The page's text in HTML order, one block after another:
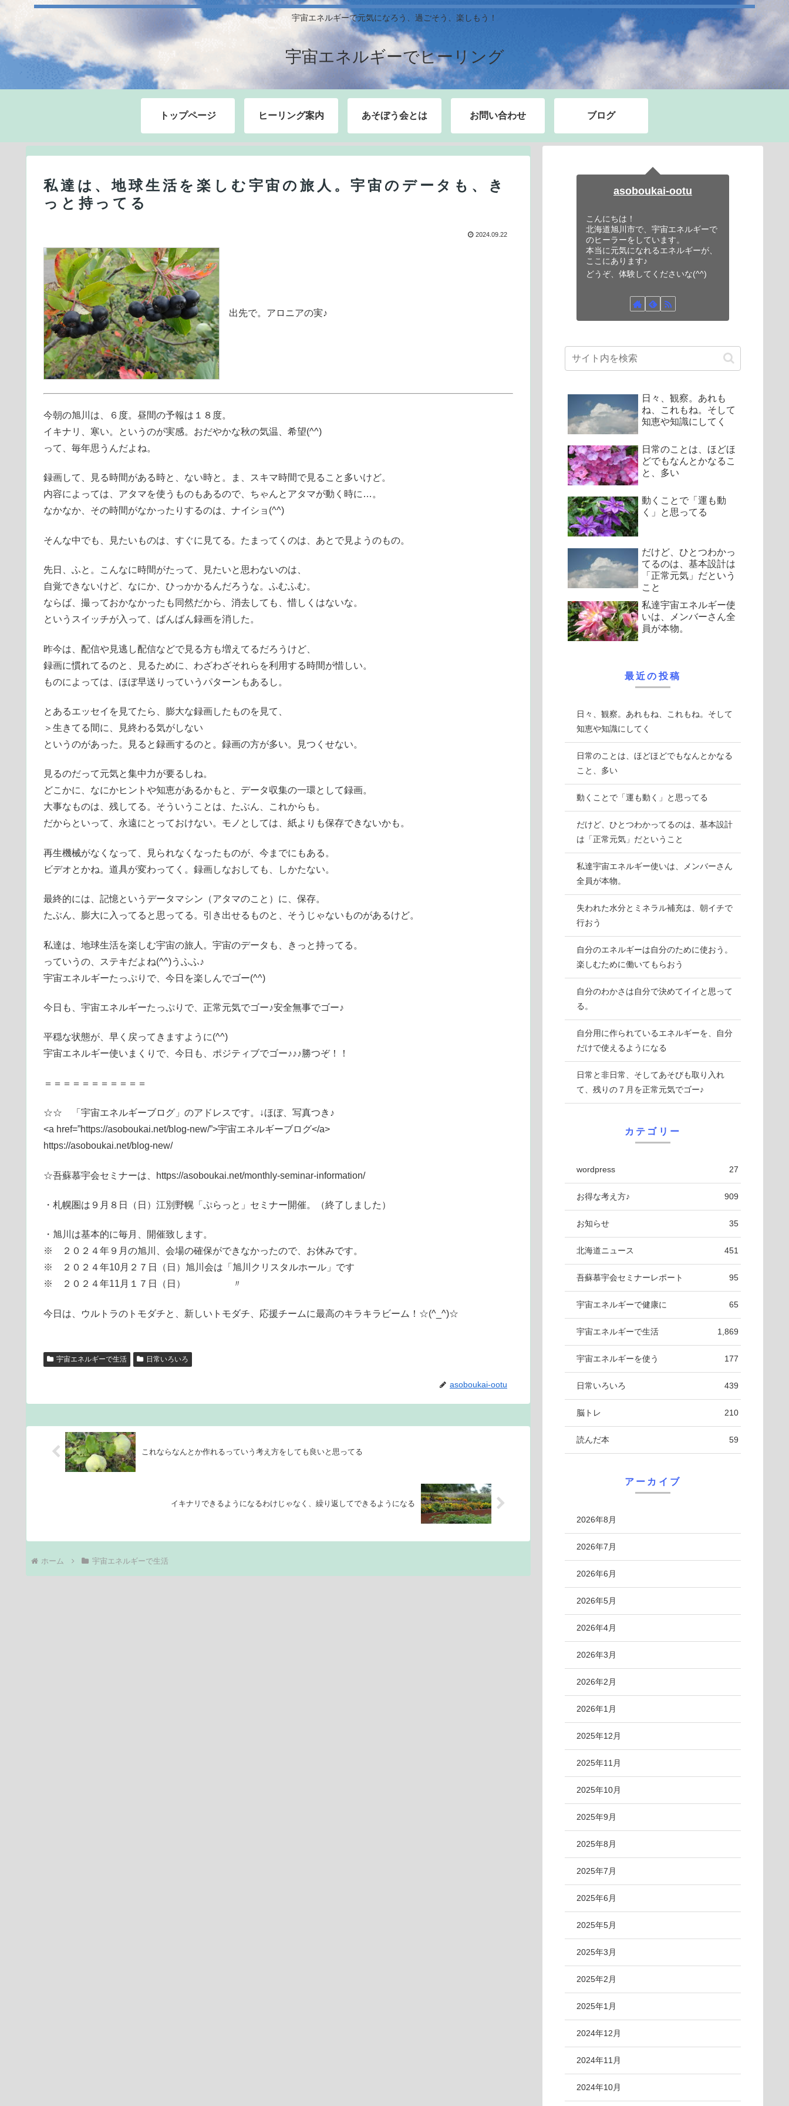
宇宙エネルギーで元気になろう、過ごそう、楽しもう！
宇宙エネルギーでヒーリング
トップページ ヒーリング案内 あそぼう会とは お問い合わせ ブログ
私達は、地球生活を楽しむ宇宙の旅人。宇宙のデータも、き
っと持ってる
2024.09.22
出先で。アロニアの実♪
今朝の旭川は、６度。昼間の予報は１８度。
イキナリ、寒い。というのが実感。おだやかな秋の気温、希望(^^)
って、毎年思うんだよね。
録画して、見る時間がある時と、ない時と。ま、スキマ時間で見ること多いけど。
内容によっては、アタマを使うものもあるので、ちゃんとアタマが動く時に…。
なかなか、その時間がなかったりするのは、ナイショ(^^)
そんな中でも、見たいものは、すぐに見てる。たまってくのは、あとで見ようのもの。
先日、ふと。こんなに時間がたって、見たいと思わないのは、
自覚できないけど、なにか、ひっかかるんだろうな。ふむふむ。
ならば、撮っておかなかったも同然だから、消去しても、惜しくはないな。
というスイッチが入って、ばんばん録画を消した。
昨今は、配信や見逃し配信などで見る方も増えてるだろうけど、
録画に慣れてるのと、見るために、わざわざそれらを利用する時間が惜しい。
ものによっては、ほぼ早送りっていうパターンもあるし。
とあるエッセイを見てたら、膨大な録画したものを見て、
＞生きてる間に、見終わる気がしない
というのがあった。見ると録画するのと。録画の方が多い。見つくせない。
見るのだって元気と集中力が要るしね。
どこかに、なにかヒントや知恵があるかもと、データ収集の一環として録画。
大事なものは、残してる。そういうことは、たぶん、これからも。
だからといって、永遠にとっておけない。モノとしては、紙よりも保存できないかも。
再生機械がなくなって、見られなくなったものが、今までにもある。
ビデオとかね。道具が変わってく。録画しなおしても、しかたない。
最終的には、記憶というデータマシン（アタマのこと）に、保存。
たぶん、膨大に入ってると思ってる。引き出せるものと、そうじゃないものがあるけど。
私達は、地球生活を楽しむ宇宙の旅人。宇宙のデータも、きっと持ってる。
っていうの、ステキだよね(^^)うふふ♪
宇宙エネルギーたっぷりで、今日を楽しんでゴー(^^)
今日も、宇宙エネルギーたっぷりで、正常元気でゴー♪安全無事でゴー♪
平穏な状態が、早く戻ってきますように(^^)
宇宙エネルギー使いまくりで、今日も、ポジティブでゴー♪♪♪勝つぞ！！
＝＝＝＝＝＝＝＝＝＝＝
☆☆ 「宇宙エネルギーブログ」のアドレスです。↓ほぼ、写真つき♪
<a href=”https://asoboukai.net/blog-new/”>宇宙エネルギーブログ</a>
https://asoboukai.net/blog-new/
☆吾蘇慕宇会セミナーは、https://asoboukai.net/monthly-seminar-information/
・札幌圏は９月８日（日）江別野幌「ぷらっと」セミナー開催。（終了しました）
・旭川は基本的に毎月、開催致します。
※ ２０２４年９月の旭川、会場の確保ができなかったので、お休みです。
※ ２０２４年10月２７日（日）旭川会は「旭川クリスタルホール」です
※ ２０２４年11月１７日（日） 〃
今日は、ウルトラのトモダチと、新しいトモダチ、応援チームに最高のキラキラビーム！☆(^_^)☆
宇宙エネルギーで生活 日常いろいろ
asoboukai-ootu
これならなんとか作れるっていう考え方をしても良いと思ってる
イキナリできるようになるわけじゃなく、繰り返してできるようになる
ホーム 宇宙エネルギーで生活
asoboukai-ootu
こんにちは！
北海道旭川市で、宇宙エネルギーで
のヒーラーをしています。
本当に元気になれるエネルギーが、
ここにあります♪
どうぞ、体験してくださいな(^^)
日々、観察。あれも
ね、これもね。そして
知恵や知識にしてく
日常のことは、ほどほ
どでもなんとかなるこ
と、多い
動くことで「運も動
く」と思ってる
だけど、ひとつわかっ
てるのは、基本設計は
「正常元気」だという
こと
私達宇宙エネルギー使
いは、メンバーさん全
員が本物。
最近の投稿
日々、観察。あれもね、これもね。そして
知恵や知識にしてく
日常のことは、ほどほどでもなんとかなる
こと、多い
動くことで「運も動く」と思ってる
だけど、ひとつわかってるのは、基本設計
は「正常元気」だということ
私達宇宙エネルギー使いは、メンバーさん
全員が本物。
失われた水分とミネラル補充は、朝イチで
行おう
自分のエネルギーは自分のために使おう。
楽しむために働いてもらおう
自分のわかさは自分で決めてイイと思って
る。
自分用に作られているエネルギーを、自分
だけで使えるようになる
日常と非日常、そしてあそびも取り入れ
て、残りの７月を正常元気でゴー♪
カテゴリー
wordpress 27
お得な考え方♪ 909
お知らせ 35
北海道ニュース 451
吾蘇慕宇会セミナーレポート 95
宇宙エネルギーで健康に 65
宇宙エネルギーで生活 1,869
宇宙エネルギーを使う 177
日常いろいろ 439
脳トレ 210
読んだ本 59
アーカイブ
2026年8月
2026年7月
2026年6月
2026年5月
2026年4月
2026年3月
2026年2月
2026年1月
2025年12月
2025年11月
2025年10月
2025年9月
2025年8月
2025年7月
2025年6月
2025年5月
2025年3月
2025年2月
2025年1月
2024年12月
2024年11月
2024年10月